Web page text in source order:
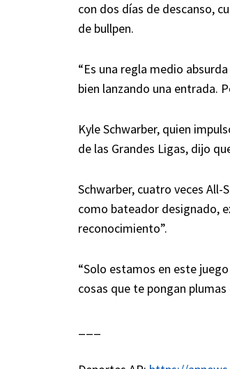
con dos días de descanso,
de bullpen.
“Es una regla medio
bien lanzando una entrada.
Kyle Schwarber, quien
de las Grandes Ligas, dijo
Schwarber, cuatro veces
como bateador designado,
reconocimiento”.
“Solo estamos en este
cosas que te pongan